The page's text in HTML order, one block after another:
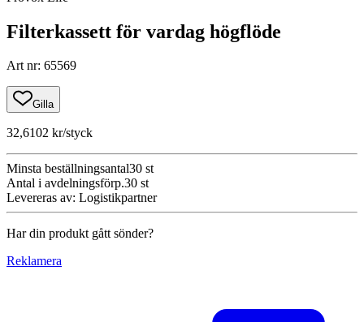
Filterkassett för vardag högflöde
Art nr: 65569
Gilla
32,6102 kr/styck
Minsta beställningsantal30 st
Antal i avdelningsförp.30 st
Levereras av: Logistikpartner
Har din produkt gått sönder?
Reklamera